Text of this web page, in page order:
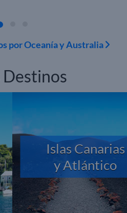
por Oceanía y Australia
Islas Canarias
y Atlántico